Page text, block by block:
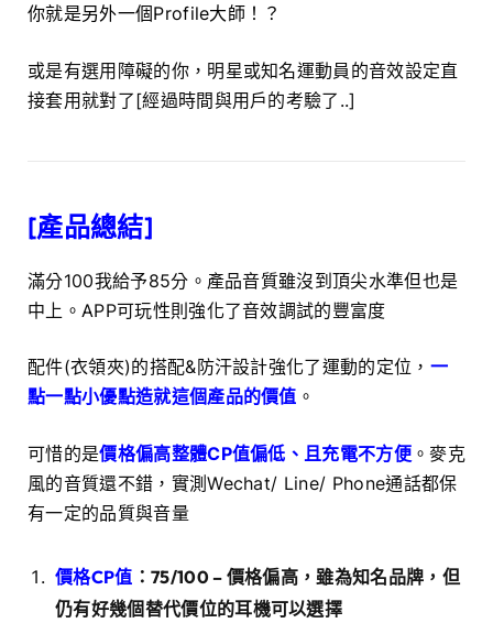
你就是另外一個Profile大師！？
或是有選用障礙的你，明星或知名運動員的音效設定直
接套用就對了[經過時間與用戶的考驗了..]
[產品總結]
滿分100我給予85分。產品音質雖沒到頂尖水準但也是
中上。APP可玩性則強化了音效調試的豐富度
配件(衣領夾)的搭配&防汗設計強化了運動的定位， 一
點一點小優點造就這個產品的價值 。
可惜的是價格偏高整體CP值偏低、且充電不方便 。麥克
風的音質還不錯，實測Wechat/ Line/ Phone通話都保
有一定的品質與音量
價格CP值 ：75/100 – 價格偏高，雖為知名品牌，但
仍有好幾個替代價位的耳機可以選擇